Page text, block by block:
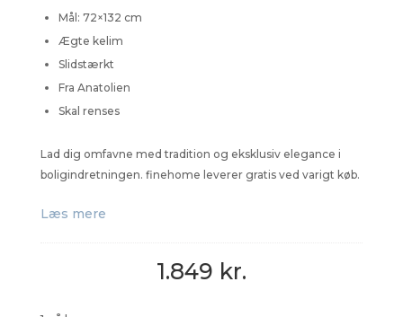
Mål: 72×132 cm
Ægte kelim
Slidstærkt
Fra Anatolien
Skal renses
Lad dig omfavne med tradition og eksklusiv elegance i
boligindretningen. finehome leverer gratis ved varigt køb.
Læs mere
1.849 kr.